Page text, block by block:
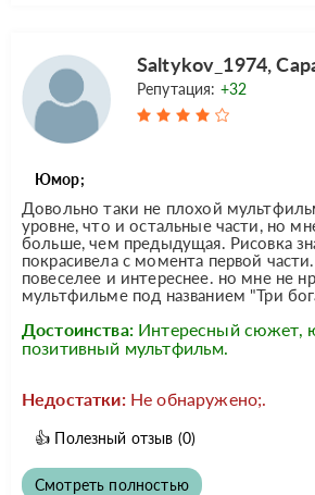
Saltykov_1974,
Репутация: +32
Юмор;
Довольно таки не плохой
уровне, что и остальные части, но
больше, чем предыдущая. Рисовка
покрасивела с момента первой
повеселее и интереснее. но мне не
мультфильме под названием "Три
Достоинства: Интересный сюжет,
позитивный мультфильм.
Недостатки: Не обнаружено;.
👍 Полезный отзыв (0)
Смотреть полностью